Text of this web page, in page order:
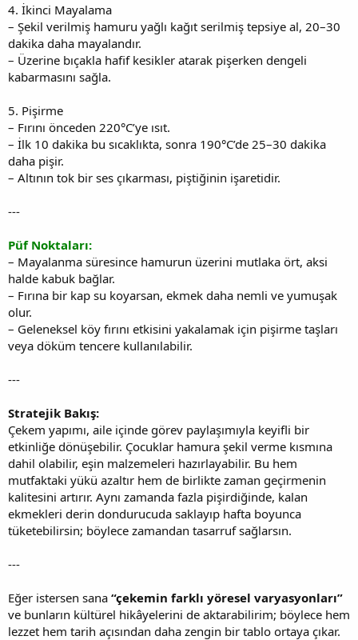
4. İkinci Mayalama
– Şekil verilmiş hamuru yağlı kağıt serilmiş tepsiye al, 20–30
dakika daha mayalandır.
– Üzerine bıçakla hafif kesikler atarak pişerken dengeli
kabarmasını sağla.
5. Pişirme
– Fırını önceden 220°C’ye ısıt.
– İlk 10 dakika bu sıcaklıkta, sonra 190°C’de 25–30 dakika
daha pişir.
– Altının tok bir ses çıkarması, piştiğinin işaretidir.
---
Püf Noktaları:
– Mayalanma süresince hamurun üzerini mutlaka ört, aksi
halde kabuk bağlar.
– Fırına bir kap su koyarsan, ekmek daha nemli ve yumuşak
olur.
– Geleneksel köy fırını etkisini yakalamak için pişirme taşları
veya döküm tencere kullanılabilir.
---
Stratejik Bakış:
Çekem yapımı, aile içinde görev paylaşımıyla keyifli bir
etkinliğe dönüşebilir. Çocuklar hamura şekil verme kısmına
dahil olabilir, eşin malzemeleri hazırlayabilir. Bu hem
mutfaktaki yükü azaltır hem de birlikte zaman geçirmenin
kalitesini artırır. Aynı zamanda fazla pişirdiğinde, kalan
ekmekleri derin dondurucuda saklayıp hafta boyunca
tüketebilirsin; böylece zamandan tasarruf sağlarsın.
---
Eğer istersen sana “çekemin farklı yöresel varyasyonları”
ve bunların kültürel hikâyelerini de aktarabilirim; böylece hem
lezzet hem tarih açısından daha zengin bir tablo ortaya çıkar.